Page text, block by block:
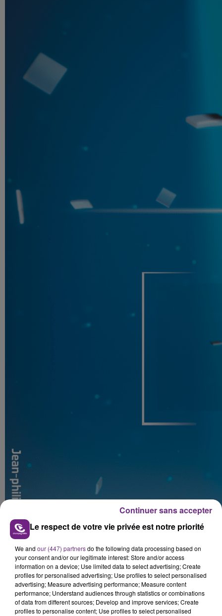
Le respect de votre vie privée est notre priorité
We and our (447) partnersdo the following data processing based on
your consent and/or our legitimate interest: Store and/or access
information on a device; Use limited data to select advertising; Create
profiles for personalised advertising; Use profiles to select personalised
advertising; Measure advertising performance; Measure content
performance; Understand audiences through statistics or combinations
of data from different sources; Develop and improve services; Create
profiles to personalise content; Use profiles to select personalised
Continuer sans accepter